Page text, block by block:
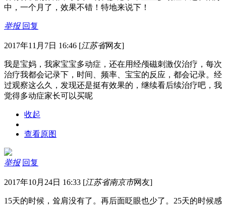
中，一个月了，效果不错！特地来说下！
举报 回复
2017年11月7日 16:46 [江苏省网友]
我是宝妈，我家宝宝多动症，还在用经颅磁刺激仪治疗，每次
治疗我都会记录下，时间、频率、宝宝的反应，都会记录。经
过观察这么久，发现还是挺有效果的，继续看后续治疗吧，我
觉得多动症家长可以买呢
收起
查看原图
举报 回复
2017年10月24日 16:33 [江苏省南京市网友]
15天的时候，耸肩没有了。再后面眨眼也少了。25天的时候感